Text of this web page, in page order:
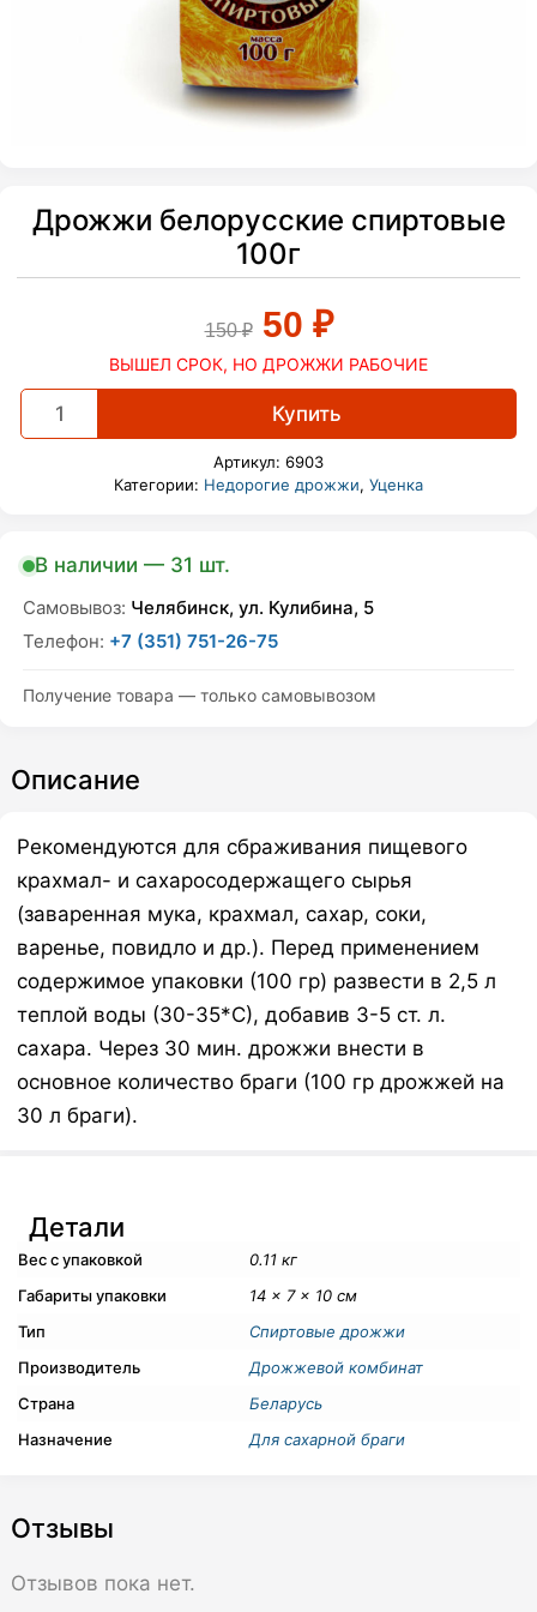
Дрожжи белорусские спиртовые
100г
150₽
цена
составляла
150 ₽.
50 ₽Текущая
цена:
50 ₽.
ВЫШЕЛ СРОК, НО ДРОЖЖИ РАБОЧИЕ
Дрожжи
белорусские
Купить
Артикул: 6903
Категории: Недорогие дрожжи, Уценка
В наличии — 31 шт.
Самовывоз: Челябинск, ул. Кулибина, 5
Телефон: +7 (351) 751-26-75
Получение товара — только самовывозом
Описание
Рекомендуются для сбраживания пищевого
крахмал- и сахаросодержащего сырья
(заваренная мука, крахмал, сахар, соки,
варенье, повидло и др.). Перед применением
содержимое упаковки (100 гр) развести в 2,5 л
теплой воды (30-35*С), добавив 3-5 ст. л.
сахара. Через 30 мин. дрожжи внести в
основное количество браги (100 гр дрожжей на
30 л браги).
Детали
Вес с упаковкой
0.11 кг
Габариты упаковки
14 × 7 × 10 см
Тип
Спиртовые дрожжи
Производитель
Дрожжевой комбинат
Страна
Беларусь
Назначение
Для сахарной браги
Отзывы
Отзывов пока нет.